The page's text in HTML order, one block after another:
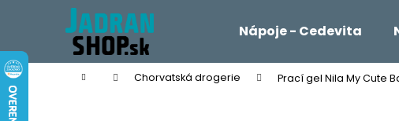
Nápoje - Cedevita
Domov Chorvatská drogerie Prací gel Nila My Cute
š
í
k
Späť
do
Späť
do
Čo